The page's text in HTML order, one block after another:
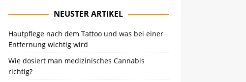
NEUSTER ARTIKEL
Hautpflege nach dem Tattoo und was bei einer
Entfernung wichtig wird
Wie dosiert man medizinisches Cannabis
richtig?